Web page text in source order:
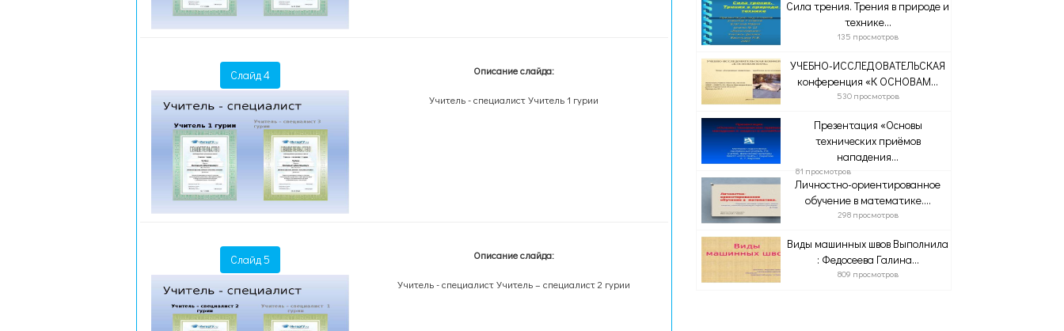
Слайд 4 Описание слайда:
Учитель - специалист Учитель 1 гурии
Слайд 5 Описание слайда:
Учитель - специалист Учитель – специалист 2 гурии
Сила трения. Трения в природе и
технике...
135 просмотров
УЧЕБНО-ИССЛЕДОВАТЕЛЬСКАЯ
конференция «К ОСНОВАМ...
530 просмотров
Презентация «Основы
технических приёмов
нападения...
81 просмотров
Личностно-ориентированное
обучение в математике....
298 просмотров
Виды машинных швов Выполнила
: Федосеева Галина...
809 просмотров